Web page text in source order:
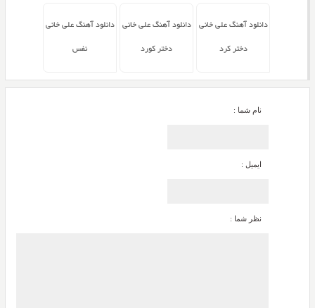
دانلود آهنگ علی خانی
دختر کرد
دانلود آهنگ علی خانی
دختر کورد
دانلود آهنگ علی خانی
نفس
نام شما :
ایمیل :
نظر شما :